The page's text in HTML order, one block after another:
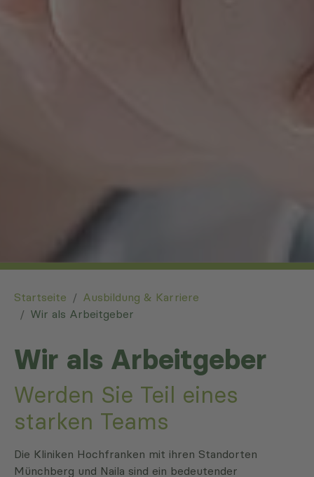
Startseite
Ausbildung & Karriere
Wir als Arbeitgeber
Wir als Arbeitgeber
Werden Sie Teil eines
starken Teams
Die Kliniken Hochfranken mit ihren Standorten
Münchberg und Naila sind ein bedeutender